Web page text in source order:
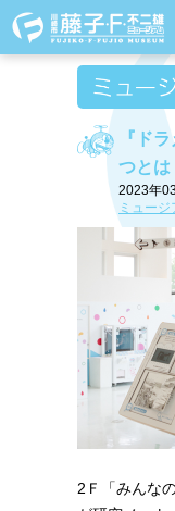
『ド
つとは
2023年
ミュー
2Ｆ「みんな